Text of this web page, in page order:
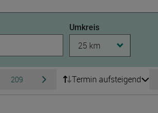
Umkreis
25 km
Seite
209 zur nächsten Seite wechseln
Termin aufsteigend